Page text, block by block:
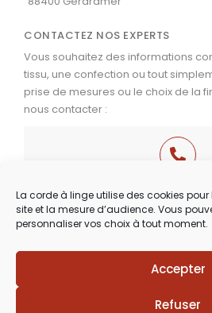
La corde à linge utilise des cookies
site et la mesure d’audience. Vous
personnaliser vos choix à tout moment.
Accepter
Refuser
CONTACTEZ NOS EXPERTS
Vous souhaitez des informations
tissu, une confection ou tout
prise de mesures ou le choix de la
nous contacter :
03 29 60
Du Mardi au